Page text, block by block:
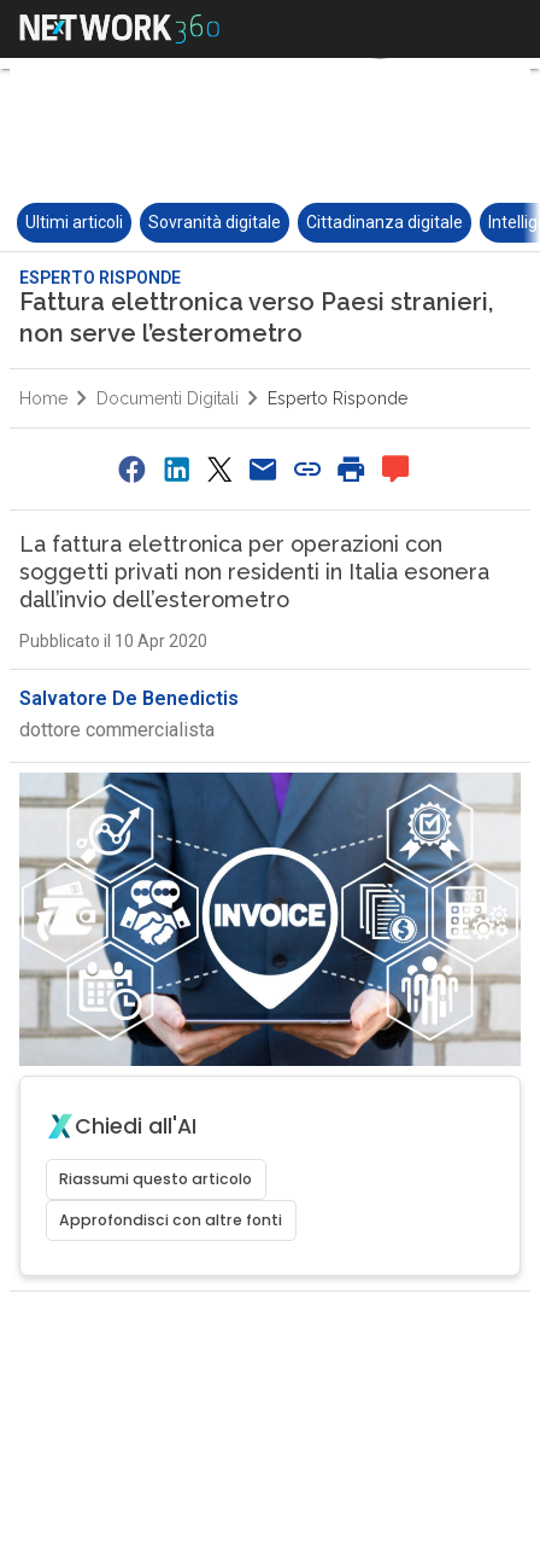
Ultimi articoli Sovranità digitale Cittadinanza digitale
ESPERTO RISPONDE
Fattura elettronica verso Paesi stranieri,
non serve l’esterometro
Home Documenti Digitali Esperto Risponde
La fattura elettronica per operazioni con
soggetti privati non residenti in Italia esonera
dall’invio dell’esterometro
Pubblicato il 10 Apr 2020
Salvatore De Benedictis
dottore commercialista
Chiedi all'AI
Riassumi questo articolo
Approfondisci con altre fonti